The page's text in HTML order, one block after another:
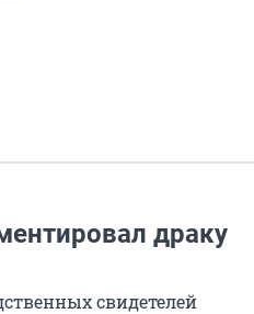
драку
свидетелей